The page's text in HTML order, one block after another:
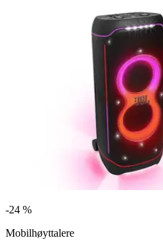
-24 %
Mobilhøyttalere